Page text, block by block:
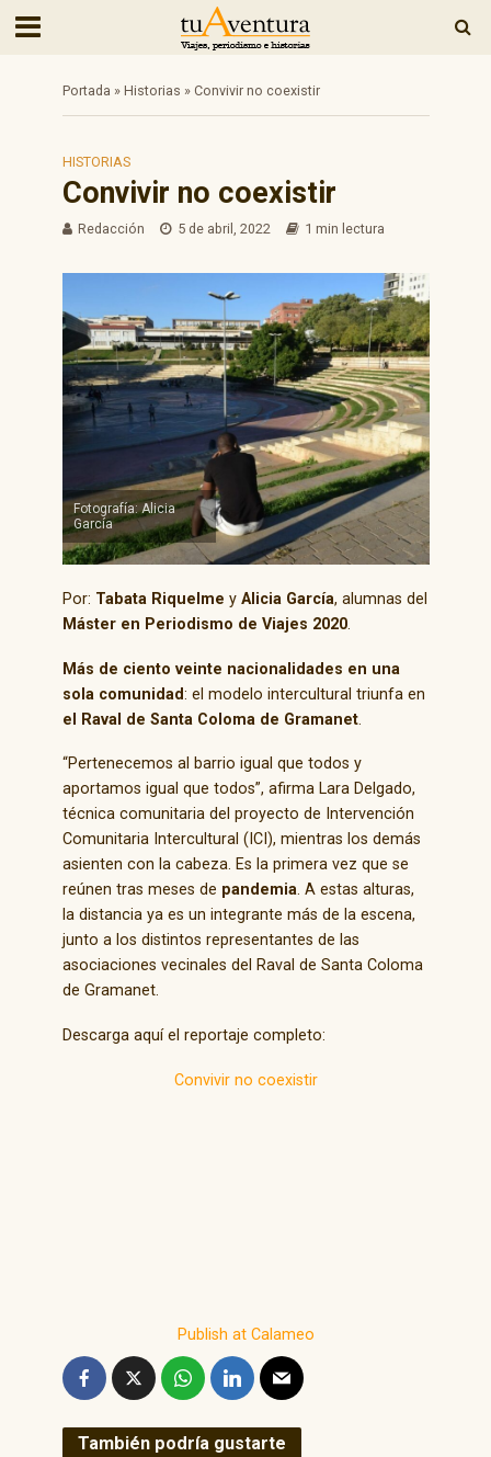
Portada » Historias » Convivir no coexistir
HISTORIAS
Convivir no coexistir
Redacción 5 de abril, 2022 1 min lectura
Fotografía: Alicia
García
Por: Tabata Riquelme y Alicia García, alumnas del
Máster en Periodismo de Viajes 2020.
Más de ciento veinte nacionalidades en una
sola comunidad: el modelo intercultural triunfa en
el Raval de Santa Coloma de Gramanet.
“Pertenecemos al barrio igual que todos y
aportamos igual que todos”, afirma Lara Delgado,
técnica comunitaria del proyecto de Intervención
Comunitaria Intercultural (ICI), mientras los demás
asienten con la cabeza. Es la primera vez que se
reúnen tras meses de pandemia. A estas alturas,
la distancia ya es un integrante más de la escena,
junto a los distintos representantes de las
asociaciones vecinales del Raval de Santa Coloma
de Gramanet.
Descarga aquí el reportaje completo:
Convivir no coexistir
Publish at Calameo
También podría gustarte